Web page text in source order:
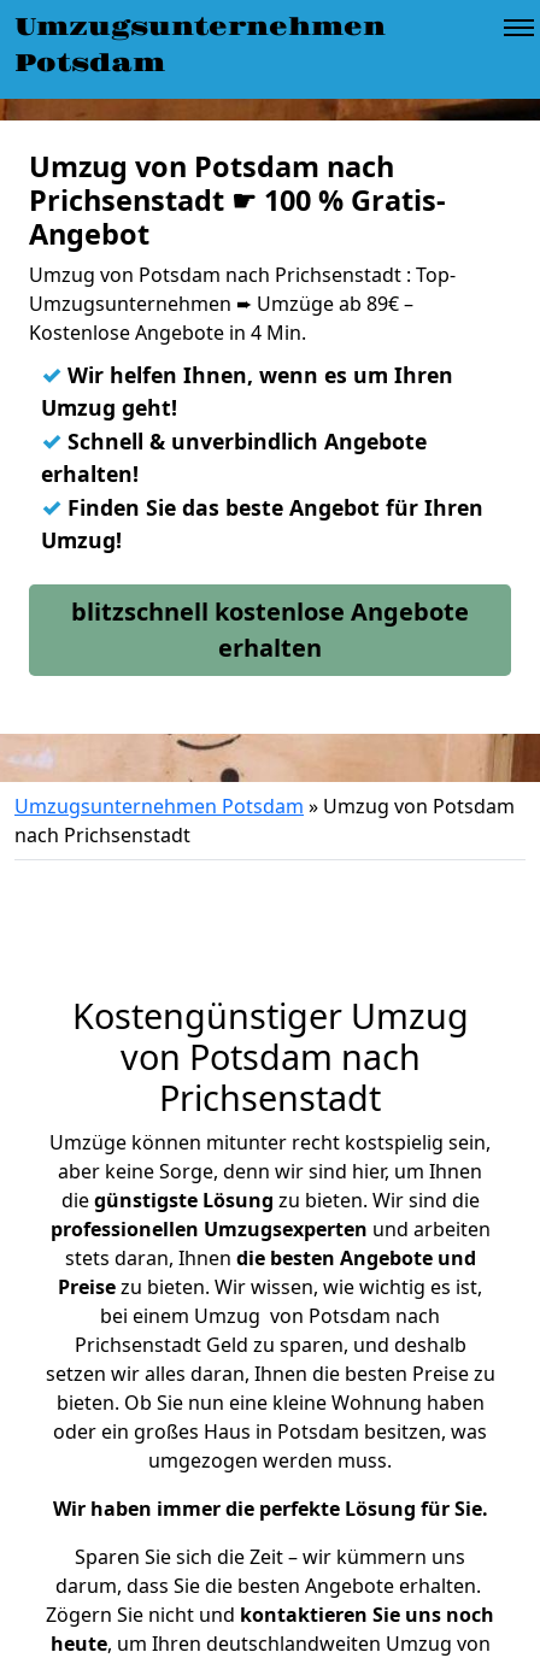
Umzugsunternehmen
Potsdam
Umzug von Potsdam nach
Prichsenstadt ☛ 100 % Gratis-
Angebot
Umzug von Potsdam nach Prichsenstadt : Top-
Umzugsunternehmen ➨ Umzüge ab 89€ –
Kostenlose Angebote in 4 Min.
✓ Wir helfen Ihnen, wenn es um Ihren
Umzug geht!
✓ Schnell & unverbindlich Angebote
erhalten!
✓ Finden Sie das beste Angebot für Ihren
Umzug!
blitzschnell kostenlose Angebote
erhalten
Umzugsunternehmen Potsdam » Umzug von Potsdam
nach Prichsenstadt
Kostengünstiger Umzug
von Potsdam nach
Prichsenstadt
Umzüge können mitunter recht kostspielig sein,
aber keine Sorge, denn wir sind hier, um Ihnen
diegünstigste Lösung zu bieten. Wir sind die
professionellen Umzugsexperten und arbeiten
stets daran, Ihnen die besten Angebote und
Preisezu bieten. Wir wissen, wie wichtig es ist,
bei einem Umzug von Potsdam nach
Prichsenstadt Geld zu sparen, und deshalb
setzen wir alles daran, Ihnen die besten Preise zu
bieten. Ob Sie nun eine kleine Wohnung haben
oder ein großes Haus in Potsdam besitzen, was
umgezogen werden muss.
Wir haben immer die perfekte Lösung für Sie.
Sparen Sie sich die Zeit – wir kümmern uns
darum, dass Sie die besten Angebote erhalten.
Zögern Sie nicht und kontaktieren Sie uns noch
heute, um Ihren deutschlandweiten Umzug von